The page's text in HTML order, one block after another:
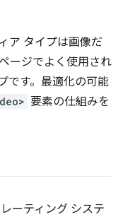
ア タイプは画像だ
ージでよく使用され
です。最適化の可能
要素の仕組みを
ーティング システ